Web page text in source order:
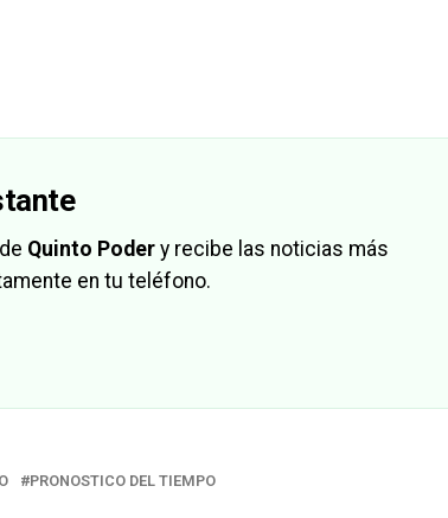
Quinto Poder y recibe las noticias más
en tu teléfono.
PRONOSTICO DEL TIEMPO